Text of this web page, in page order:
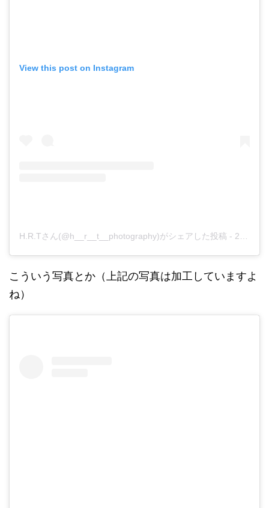
View this post on Instagram
H.R.Tさん(@h__r__t__photography)がシェアした投稿 - 2019年 1月月4日午前5時00分PST
こういう写真とか（上記の写真は加工していますよ
ね）